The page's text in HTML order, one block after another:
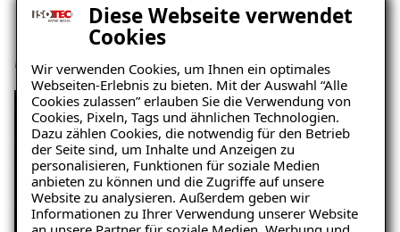
Diese Webseite verwendet
Cookies
Wir verwenden Cookies, um Ihnen ein optimales
Webseiten-Erlebnis zu bieten. Mit der Auswahl “Alle
Cookies zulassen” erlauben Sie die Verwendung von
Cookies, Pixeln, Tags und ähnlichen Technologien.
Dazu zählen Cookies, die notwendig für den Betrieb
der Seite sind, um Inhalte und Anzeigen zu
personalisieren, Funktionen für soziale Medien
anbieten zu können und die Zugriffe auf unsere
Website zu analysieren. Außerdem geben wir
Informationen zu Ihrer Verwendung unserer Website
Innendämmung mit
Mineralschaumplatten